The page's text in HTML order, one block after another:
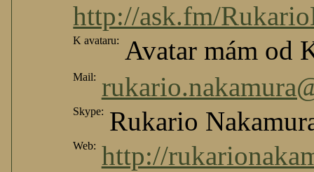
http://ask.fm/
K avataru: Avatar mám od
Mail:
Skype: Rukario
Web: http://